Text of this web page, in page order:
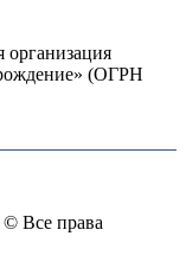
организация
(ОГРН
Все права